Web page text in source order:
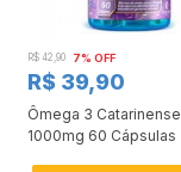
R$ 42,90 7% OFF
R$ 39,90
Ômega 3 Catarinense
1000mg 60 Cápsulas